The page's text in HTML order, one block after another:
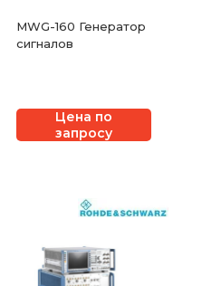
MWG-160 Генератор
сигналов
Цена по
запросу